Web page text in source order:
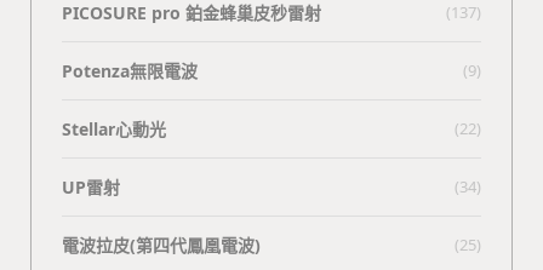
PICOSURE pro 鉑金蜂巢皮秒雷射 (137)
Potenza無限電波 (9)
Stellar心動光 (22)
UP雷射 (34)
電波拉皮(第四代鳳凰電波) (25)